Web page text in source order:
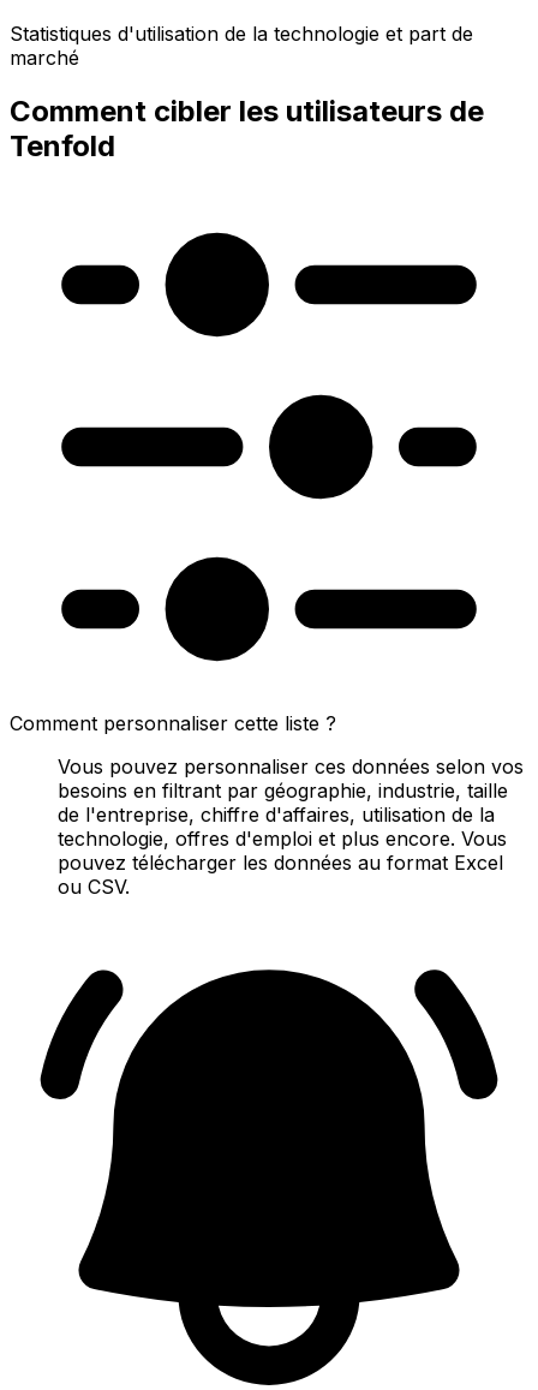
Statistiques d'utilisation de la technologie et part de
marché
Comment cibler les utilisateurs de
Tenfold
Comment personnaliser cette liste ?
Vous pouvez personnaliser ces données selon vos
besoins en filtrant par géographie, industrie, taille
de l'entreprise, chiffre d'affaires, utilisation de la
technologie, offres d'emploi et plus encore. Vous
pouvez télécharger les données au format Excel
ou CSV.